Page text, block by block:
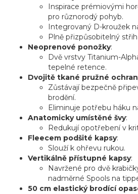
Inspirace prémiovými
pro různorodý pohyb.
Integrovaný D-kroužek
Plně přizpůsobitelný
Neoprenové ponožky:
Dvě vrstvy Titanium-
tepelné retence.
Dvojitě tkané pružné
Zůstávají bezpečně
brodění.
Eliminuje potřebu háku
Anatomicky umístěné švy:
Redukují opotřebení v
Fleecem podšité kapsy:
Slouží k ohřevu rukou.
Vertikálně přístupné kapsy:
Navržené pro dvě
nadměrné Spools na
50 cm elastický brodící